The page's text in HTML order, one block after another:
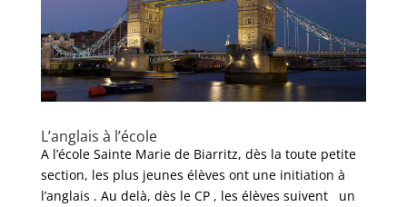
L’anglais à l’école
A l’école Sainte Marie de Biarritz, dès la toute petite
section, les plus jeunes élèves ont une initiation à
l’anglais . Au delà, dès le CP , les élèves suivent un